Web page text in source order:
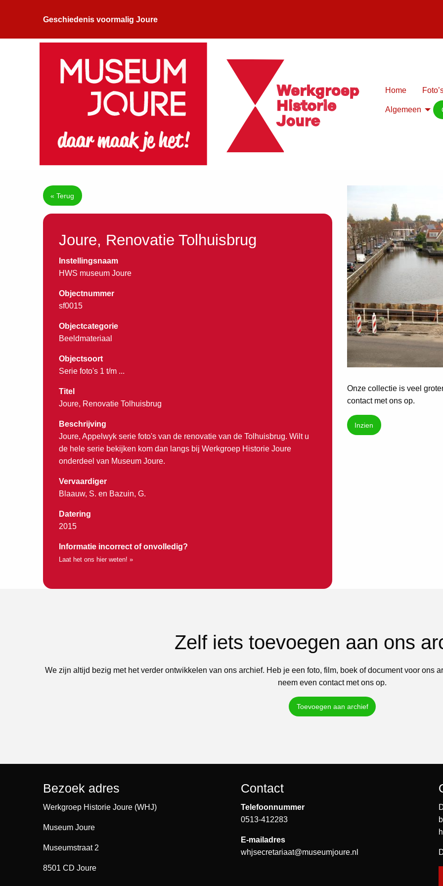
Geschiedenis voormalig Joure
Home
Algemeen
« Terug
Joure, Renovatie Tolhuisbrug
Instellingsnaam
HWS museum Joure
Objectnummer
sf0015
Objectcategorie
Beeldmateriaal
Objectsoort
Serie foto's 1 t/m ...
Titel
Joure, Renovatie Tolhuisbrug
Beschrijving
Joure, Appelwyk serie foto's van de renovatie van de Tolhuisbrug. Wilt u
de hele serie bekijken kom dan langs bij Werkgroep Historie Joure
onderdeel van Museum Joure.
Vervaardiger
Blaauw, S. en Bazuin, G.
Datering
2015
Informatie incorrect of onvolledig?
Laat het ons hier weten! »
Onze collectie is veel
contact met ons op.
Inzien
Zelf iets toevoegen aan ons
We zijn altijd bezig met het verder ontwikkelen van ons archief. Heb je een foto, film, boek of document voor ons
neem even contact met ons op.
Toevoegen aan archief
Bezoek adres
Werkgroep Historie Joure (WHJ)
Museum Joure
Museumstraat 2
8501 CD Joure
Contact
Telefoonnummer
0513-412283
E-mailadres
whjsecretariaat@museumjoure.nl